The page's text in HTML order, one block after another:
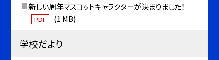
新しい周年マスコットキャラクターが決まりました！
PDF (1 MB)
学校だより